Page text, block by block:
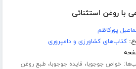
با روغن استثنائی
پورکاظم
کتاب‌های کشاورزی و دامپروری
خواص جوجوبا، فایده جوجوبا، طبع روغن